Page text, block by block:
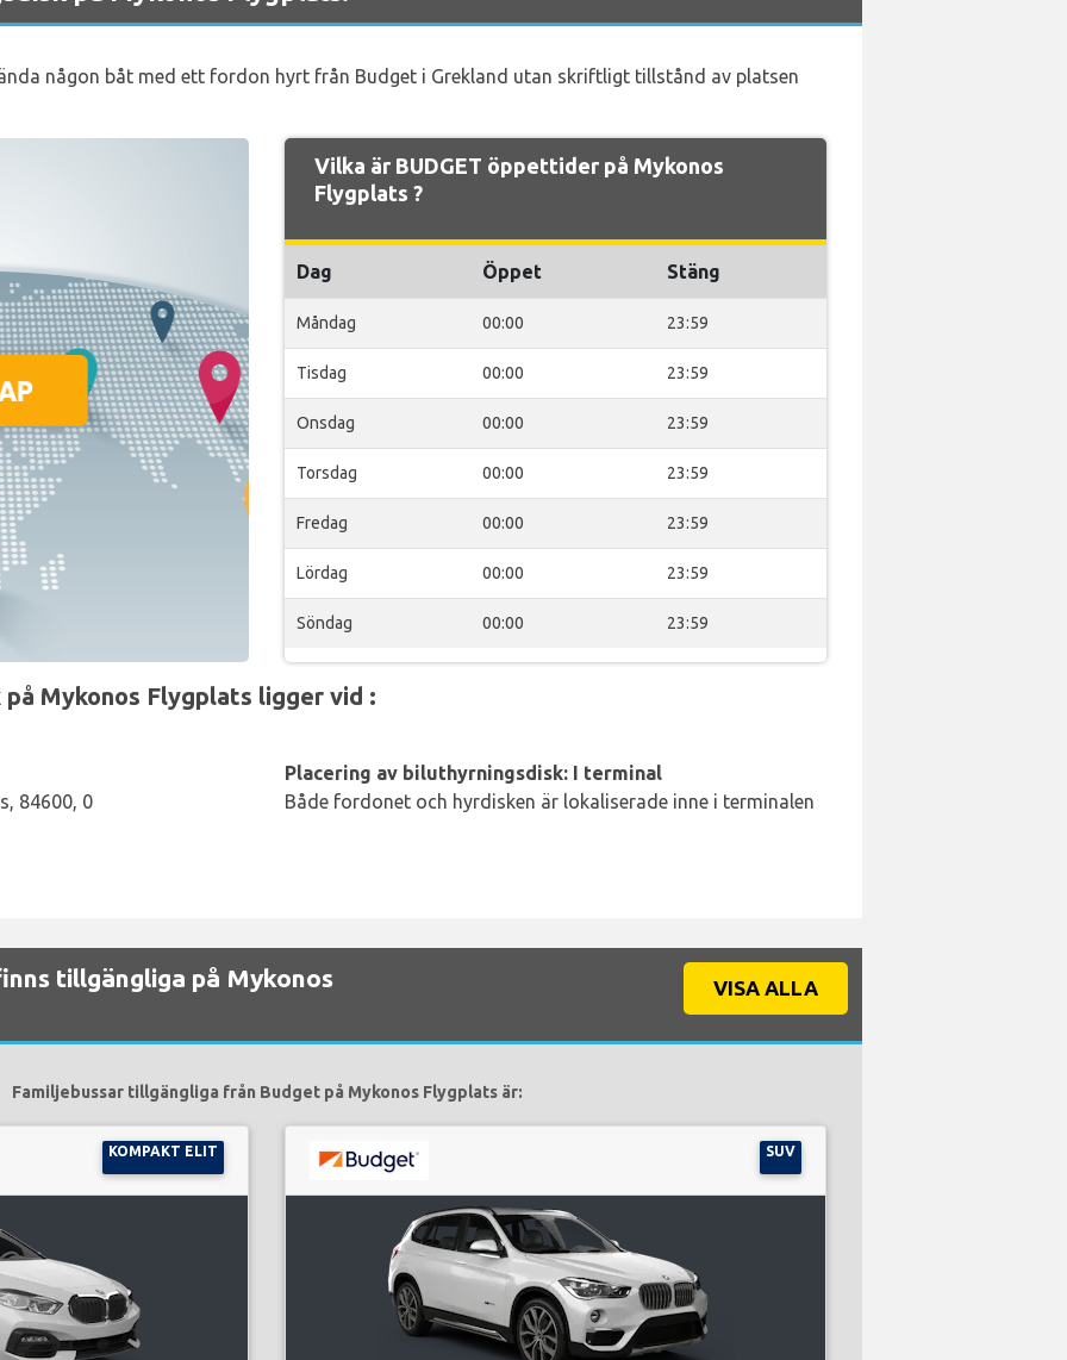
någon båt med ett fordon hyrt från Budget i Grekland utan skriftligt tillstånd av platsen
Vilka är BUDGET öppettider på Mykonos
Flygplats ?
Dag Öppet Stäng
Måndag 00:00 23:59
Tisdag 00:00 23:59
Onsdag 00:00 23:59
Torsdag 00:00 23:59
Fredag 00:00 23:59
Lördag 00:00 23:59
Söndag 00:00 23:59
på Mykonos Flygplats ligger vid :
84600, 0
Placering av biluthyrningsdisk: I terminal
Både fordonet och hyrdisken är lokaliserade inne i terminalen
tillgängliga på Mykonos
VISA ALLA
Familjebussar tillgängliga från Budget på Mykonos Flygplats är:
KOMPAKT ELIT SUV